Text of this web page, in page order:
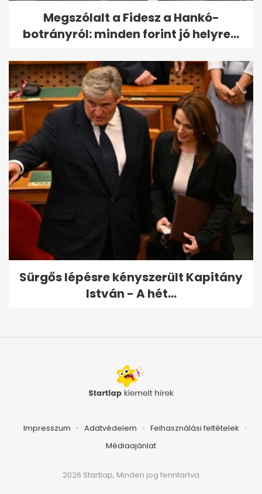
Megszólalt a Fidesz a Hankó-
botrányról: minden forint jó helyre...
Sürgős lépésre kényszerült Kapitány
István - A hét...
Impresszum Adatvédelem
Felhasználási feltételek
Médiaajánlat
2026 Startlap, Minden jog fenntartva